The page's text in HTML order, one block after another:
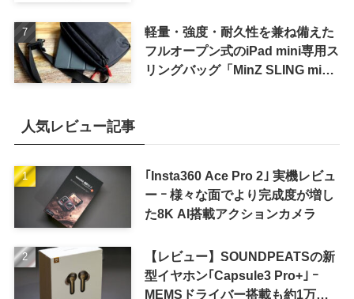
軽量・強度・耐久性を兼ね備えた
フルオープン式のiPad mini専用ス
リングバッグ「MinZ SLING mini
人気レビュー記事
｢Insta360 Ace Pro 2｣ 実機レビュ
ー ｰ 様々な面でより完成度が増し
た8K AI搭載アクションカメラ
【レビュー】SOUNDPEATSの新
型イヤホン｢Capsule3 Pro+｣ ｰ
MEMSドライバー搭載も約1万円